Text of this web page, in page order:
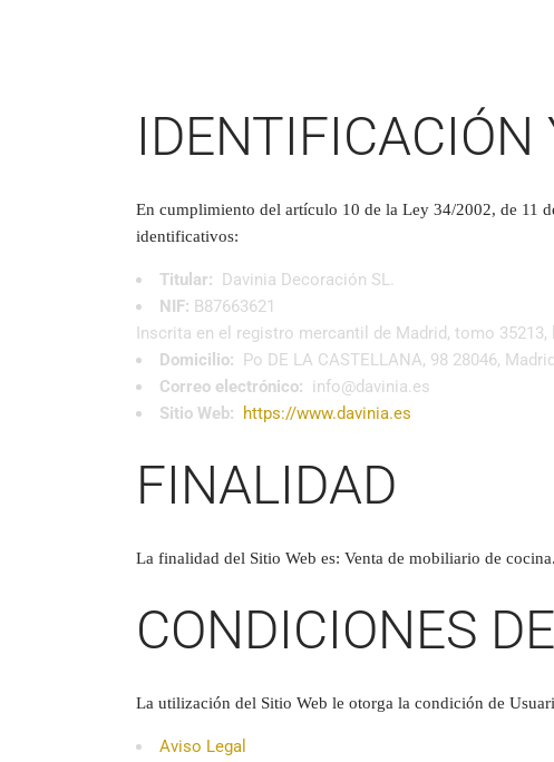
En cumplimiento del artículo 10 de la Ley 34/2002, de 11
identificativos:
Titular: Davinia Decoración SL.
NIF: B87663621
Inscrita en el registro mercantil de Madrid, tomo
Domicilio: Po DE LA CASTELLANA, 98 28046,
Correo electrónico: info@davinia.es
Sitio Web:
https://www.davinia.es
FINALIDAD
La finalidad del Sitio Web es: Venta de mobiliario de cocina.
CONDICIONES
La utilización del Sitio Web le otorga la condición de
Aviso Legal